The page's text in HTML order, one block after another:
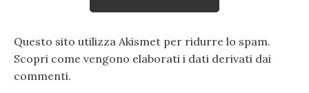
Questo sito utilizza Akismet per ridurre lo spam.
Scopri come vengono elaborati i dati derivati dai
commenti.